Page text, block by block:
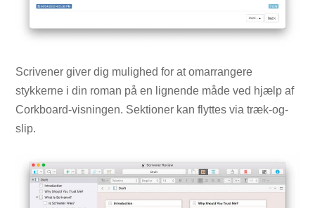
Scrivener giver dig mulighed for at omarrangere
stykkerne i din roman på en lignende måde ved hjælp af
Corkboard-visningen. Sektioner kan flyttes via træk-og-
slip.